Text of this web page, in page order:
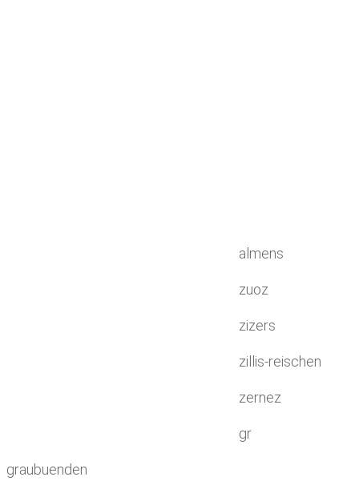
almens
zuoz
zizers
zillis-reischen
zernez
gr
graubuenden